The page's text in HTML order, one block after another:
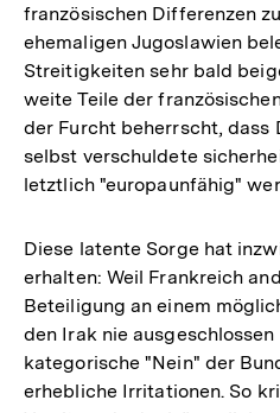
französischen Differenzen
ehemaligen Jugoslawien
Streitigkeiten sehr bald
weite Teile der
der Furcht beherrscht, dass
selbst verschuldete
letztlich "europaunfähig"
Diese latente Sorge hat
erhalten: Weil Frankreich
Beteiligung an einem
den Irak nie
kategorische "Nein" der
erhebliche Irritationen. So